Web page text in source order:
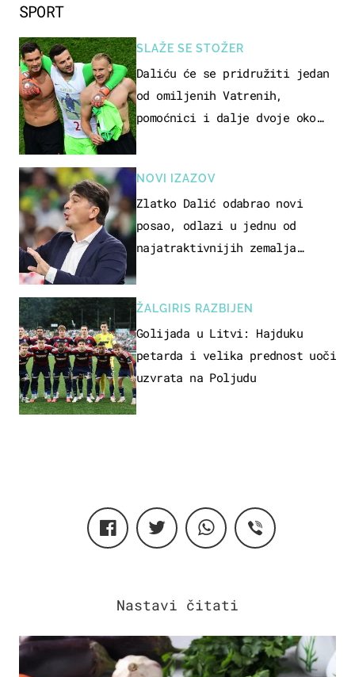
SPORT
SLAŽE SE STOŽER
Daliću će se pridružiti jedan
od omiljenih Vatrenih,
pomoćnici i dalje dvoje oko
NOVI IZAZOV
Zlatko Dalić odabrao novi
posao, odlazi u jednu od
najatraktivnijih zemalja
ŽALGIRIS RAZBIJEN
Golijada u Litvi: Hajduku
petarda i velika prednost uoči
uzvrata na Poljudu